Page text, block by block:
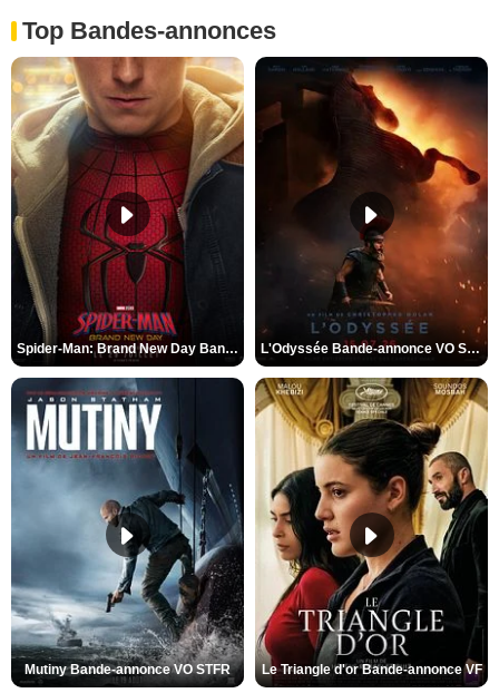
Top Bandes-annonces
Spider-Man: Brand New Day Bande-annonce VO STFR L'Odyssée Bande-annonce VO STFR
Mutiny Bande-annonce VO STFR Le Triangle d'or Bande-annonce VF